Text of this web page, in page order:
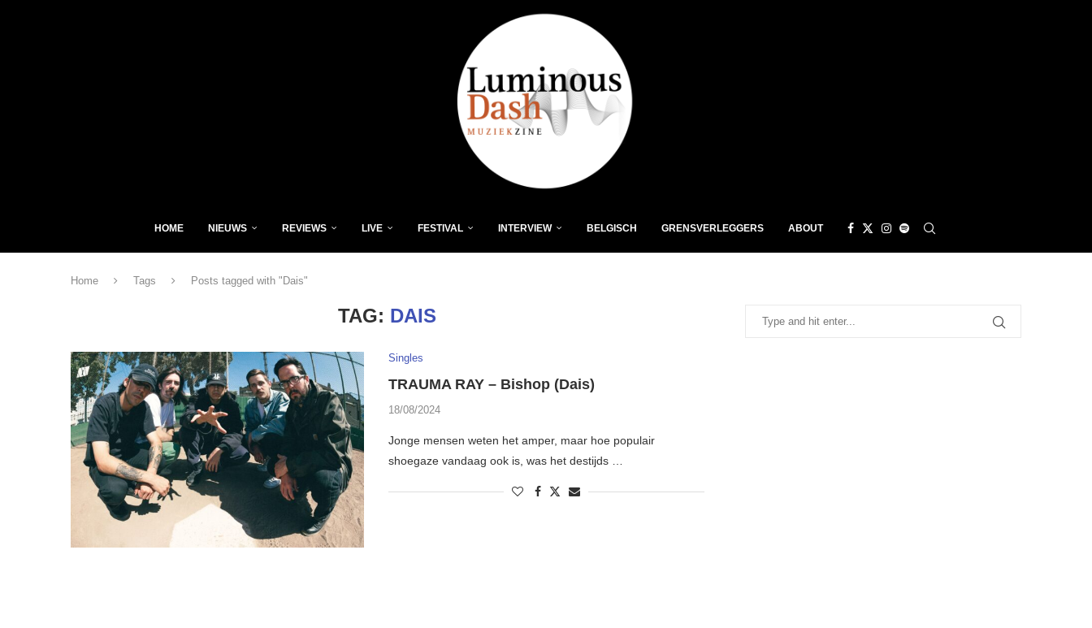
HOME NIEUWS REVIEWS LIVE FESTIVAL INTERVIEW BELGISCH GRENSVERLEGGERS ABOUT
Home Tags Posts tagged with "Dais"
TAG: DAIS
Singles
TRAUMA RAY – Bishop (Dais)
18/08/2024
Jonge mensen weten het amper, maar hoe populair
shoegaze vandaag ook is, was het destijds …